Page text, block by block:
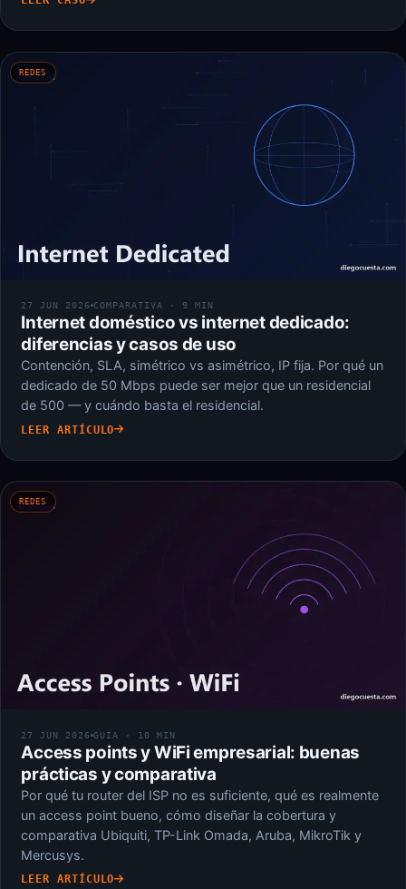
REDES
27 JUN 2026 COMPARATIVA · 9 MIN
Internet doméstico vs internet dedicado:
diferencias y casos de uso
Contención, SLA, simétrico vs asimétrico, IP fija. Por qué un
dedicado de 50 Mbps puede ser mejor que un residencial
de 500 — y cuándo basta el residencial.
LEER ARTÍCULO
REDES
27 JUN 2026 GUÍA · 10 MIN
Access points y WiFi empresarial: buenas
prácticas y comparativa
Por qué tu router del ISP no es suficiente, qué es realmente
un access point bueno, cómo diseñar la cobertura y
comparativa Ubiquiti, TP-Link Omada, Aruba, MikroTik y
Mercusys.
LEER ARTÍCULO